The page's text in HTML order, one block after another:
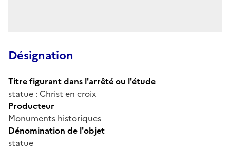
Désignation
Titre figurant dans l'arrêté ou l'étude
statue : Christ en croix
Producteur
Monuments historiques
Dénomination de l'objet
statue